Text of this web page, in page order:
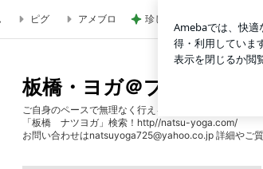
易なるヨガの教え | 板橋・ヨガ＠プライベ
ピグ アメブロ 珍しい静かにの看板を集め
板橋・ヨガ＠プライベー
ご自身のペースで無理なく行える１名～最大5名までの
「板橋 ナツヨガ」検索！http//natsu-yoga.com/
お問い合わせはnatsuyoga725@yahoo.co.jp 詳細やご質